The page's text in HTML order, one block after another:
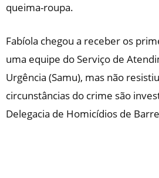
queima-roupa.
Fabíola chegou a receber os
uma equipe do Serviço de
Urgência (Samu), mas não
circunstâncias do crime são
Delegacia de Homicídios de